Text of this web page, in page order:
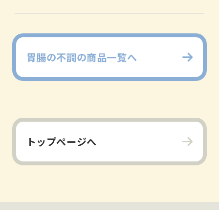
胃腸の不調の商品一覧へ
トップページへ